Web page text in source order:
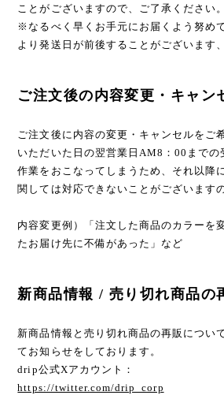
ことがございますので、ご了承ください。
※なるべく早くお手元にお届くよう努め
より発送日が前後することがございます
ご注文後の内容変更・キャン
ご注文後に内容の変更・キャンセルをご
いただいた日の翌営業日AM8：00までの
作業をおこなってしまうため、それ以降
関しては対応できないことがございます
内容変更例）「注文した商品のカラーを
たお届け先に不備があった」など
新商品情報 / 売り切れ商品の
新商品情報と売り切れ商品の再販につい
てお知らせをしております。
drip公式Xアカウント：
https://twitter.com/drip_corp